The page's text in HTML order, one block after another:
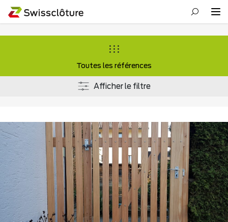
Toutes les références
Afficher le filtre